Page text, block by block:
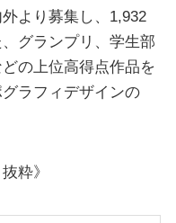
より募集し、1,932
グランプリ、学生部
の上位高得点作品を
ラフィデザインの
粋》